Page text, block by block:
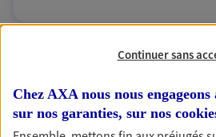
Christophe
Agent général
Prévoyance &
126 Rue Filliette Philibert,
Continuer sans
Chez AXA nous nous
sur nos garanties, sur nos